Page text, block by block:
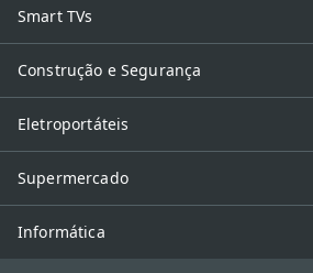
Smart TVs
Construção e Segurança
Eletroportáteis
Supermercado
Informática